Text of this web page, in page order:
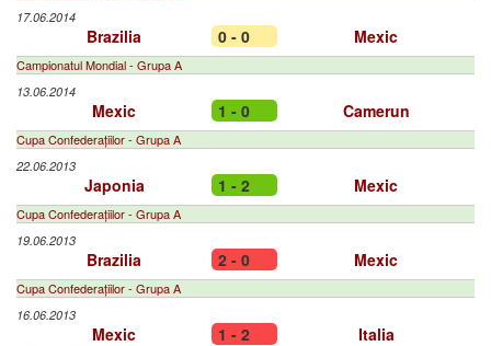
17.06.2014
Brazilia 0 - 0 Mexic
Campionatul Mondial - Grupa A
13.06.2014
Mexic 1 - 0 Camerun
Cupa Confederațiilor - Grupa A
22.06.2013
Japonia 1 - 2 Mexic
Cupa Confederațiilor - Grupa A
19.06.2013
Brazilia 2 - 0 Mexic
Cupa Confederațiilor - Grupa A
16.06.2013
Mexic 1 - 2 Italia